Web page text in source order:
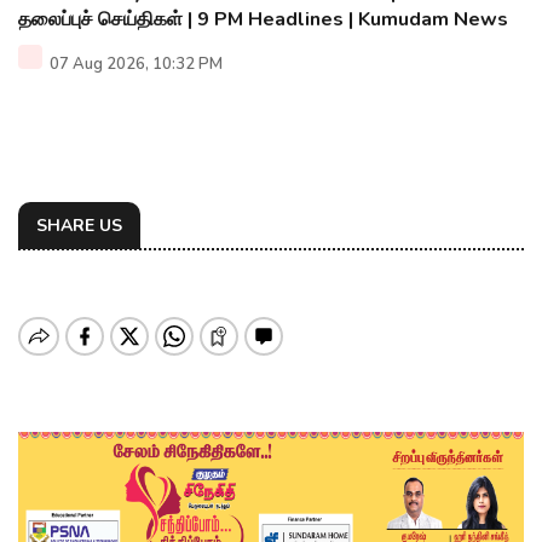
தலைப்புச் செய்திகள் | 9 PM Headlines | Kumudam News
07 Aug 2026, 10:32 PM
SHARE US